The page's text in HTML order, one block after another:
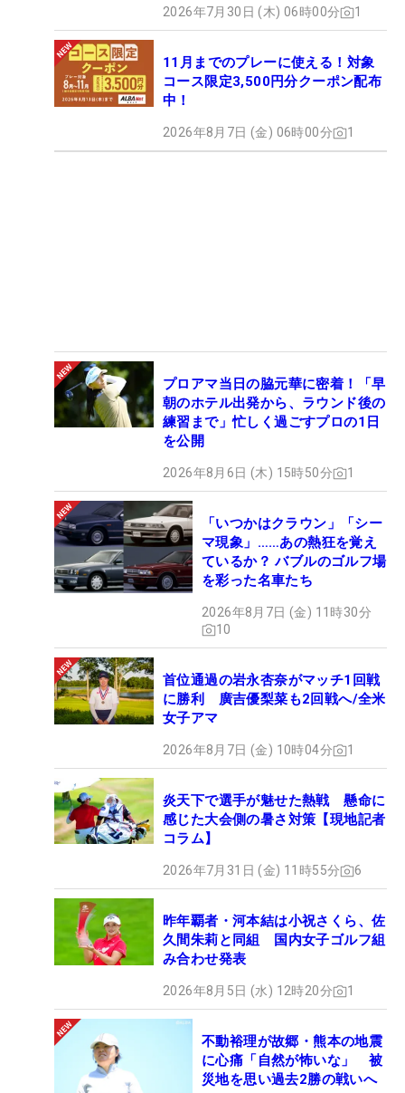
2026年7月30日 (木) 06時00分 1
11月までのプレーに使える！対象
コース限定3,500円分クーポン配布
中！
2026年8月7日 (金) 06時00分 1
プロアマ当日の脇元華に密着！「早
朝のホテル出発から、ラウンド後の
練習まで」忙しく過ごすプロの1日
を公開
2026年8月6日 (木) 15時50分 1
「いつかはクラウン」「シー
マ現象」……あの熱狂を覚え
ているか？ バブルのゴルフ場
を彩った名車たち
2026年8月7日 (金) 11時30分
10
首位通過の岩永杏奈がマッチ1回戦
に勝利 廣吉優梨菜も2回戦へ/全米
女子アマ
2026年8月7日 (金) 10時04分 1
炎天下で選手が魅せた熱戦 懸命に
感じた大会側の暑さ対策【現地記者
コラム】
2026年7月31日 (金) 11時55分 6
昨年覇者・河本結は小祝さくら、佐
久間朱莉と同組 国内女子ゴルフ組
み合わせ発表
2026年8月5日 (水) 12時20分 1
不動裕理が故郷・熊本の地震
に心痛「自然が怖いな」 被
災地を思い過去2勝の戦いへ